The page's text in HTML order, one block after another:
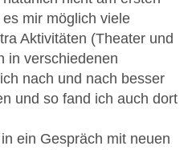
mir möglich viele
Aktivitäten (Theater und
in verschiedenen
nach und nach besser
und so fand ich auch dort
ein Gespräch mit neuen